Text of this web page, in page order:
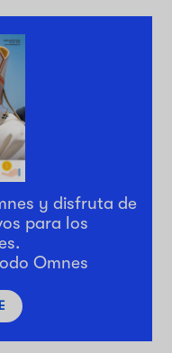
y disfruta de
para los
Omnes